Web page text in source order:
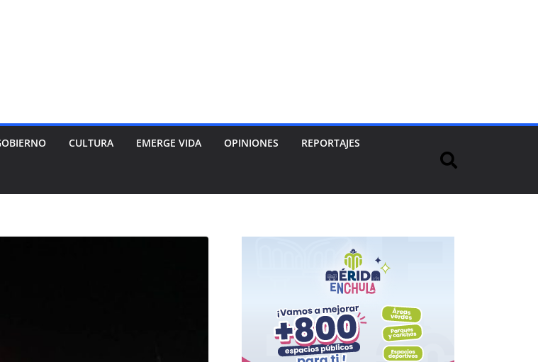
CULTURA EMERGE VIDA OPINIONES REPORTAJES